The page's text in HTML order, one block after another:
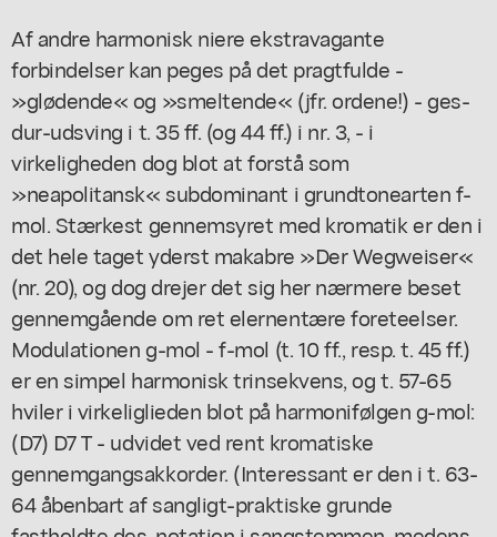
Af andre harmonisk niere ekstravagante
forbindelser kan peges på det pragtfulde -
»glødende« og »smeltende« (jfr. ordene!) - ges-
dur-udsving i t. 35 ff. (og 44 ff.) i nr. 3, - i
virkeligheden dog blot at forstå som
»neapolitansk« subdominant i grundtonearten f-
mol. Stærkest gennemsyret med kromatik er den i
det hele taget yderst makabre »Der Wegweiser«
(nr. 20), og dog drejer det sig her nærmere beset
gennemgående om ret elernentære foreteelser.
Modulationen g-mol - f-mol (t. 10 ff., resp. t. 45 ff.)
er en simpel harmonisk trinsekvens, og t. 57-65
hviler i virkeliglieden blot på harmonifølgen g-mol:
(D7) D7 T - udvidet ved rent kromatiske
gennemgangsakkorder. (Interessant er den i t. 63-
64 åbenbart af sangligt-praktiske grunde